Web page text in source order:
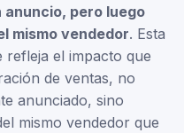
pero luego
mismo vendedor. Esta
el impacto que
de ventas, no
anunciado, sino
mismo vendedor que